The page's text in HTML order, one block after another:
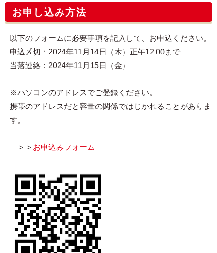
お申し込み方法
以下のフォームに必要事項を記入して、お申込ください。
申込〆切：2024年11月14日（木）正午12:00まで
当落連絡：2024年11月15日（金）
※パソコンのアドレスでご登録ください。
携帯のアドレスだと容量の関係ではじかれることがありま
す。
＞＞ お申込みフォーム